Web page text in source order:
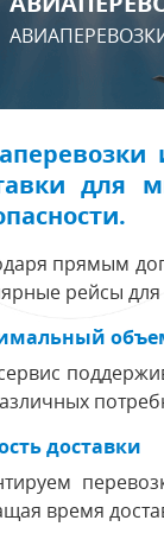
для
прямым
рейсы
доставки
время